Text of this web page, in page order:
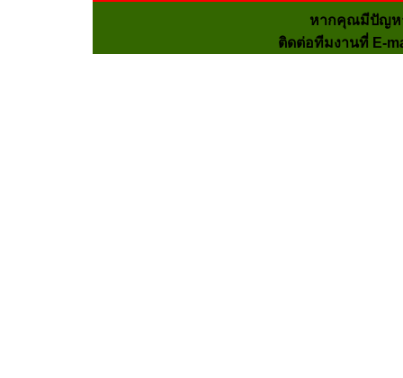
หากคุณมีปัญห
ติดต่อทีมงานที่ E-